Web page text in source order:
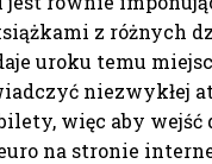
z różnych
uroku temu
niezwykłej
więc aby
na stronie